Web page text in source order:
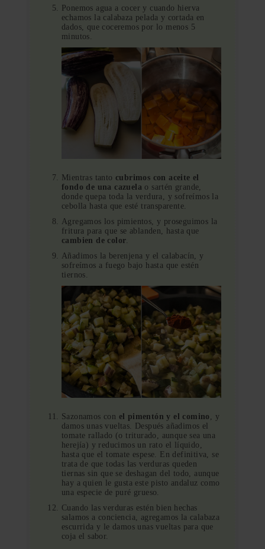
Ponemos agua a cocer y cuando hierva
echamos la calabaza pelada y cortada en
dados, que coceremos por lo menos 5
minutos.
Mientras tanto cubrimos con aceite el
fondo de una cazuela o sartén grande,
donde quepa toda la verdura, y sofreímos la
cebolla hasta que esté transparente.
Agregamos los pimientos, y proseguimos la
fritura para que se ablanden, hasta que
cambien de color.
Añadimos la berenjena y el calabacín, y
sofreímos a fuego bajo hasta que estén
tiernos.
Sazonamos con el pimentón y el comino
, y
damos unas vueltas. Después añadimos el
tomate rallado (o triturado, aunque sea una
herejía) y reducimos un rato el líquido,
hasta que el tomate espese. En definitiva, se
trata de que todas las verduras queden
tiernas sin que se deshagan del todo, aunque
hay a quien le gusta este pisto andaluz como
una especie de puré grueso.
Cuando las verduras estén bien hechas
salamos a conciencia, agregamos la calabaza
escurrida y le damos unas vueltas para que
coja el sabor.